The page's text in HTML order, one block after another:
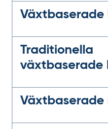
Växtbaserade
Traditionella
växtbaserade
Växtbaserade